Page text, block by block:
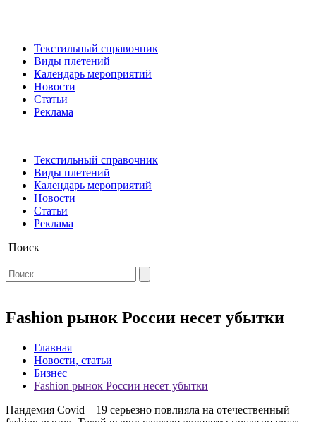
Текстильный справочник
Виды плетений
Календарь мероприятий
Новости
Статьи
Реклама
Текстильный справочник
Виды плетений
Календарь мероприятий
Новости
Статьи
Реклама
Поиск
Fashion рынок России несет убытки
Главная
Новости, статьи
Бизнес
Fashion рынок России несет убытки
Пандемия Covid – 19 серьезно повлияла на отечественный